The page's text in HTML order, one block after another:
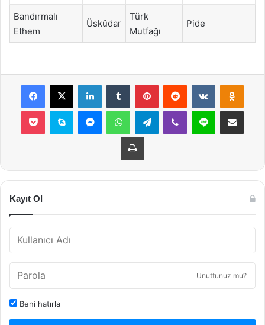
Bandırmalı
Ethem
Üsküdar
Türk
Mutfağı
Pide
Facebook
X LinkedInTumblr PinterestReddit VKontakte
Pocket Skype MessengerWhatsAppTelegramViber Line E-Posta ile
Yazdır
Kayıt Ol
Unuttunuz mu?
Beni hatırla